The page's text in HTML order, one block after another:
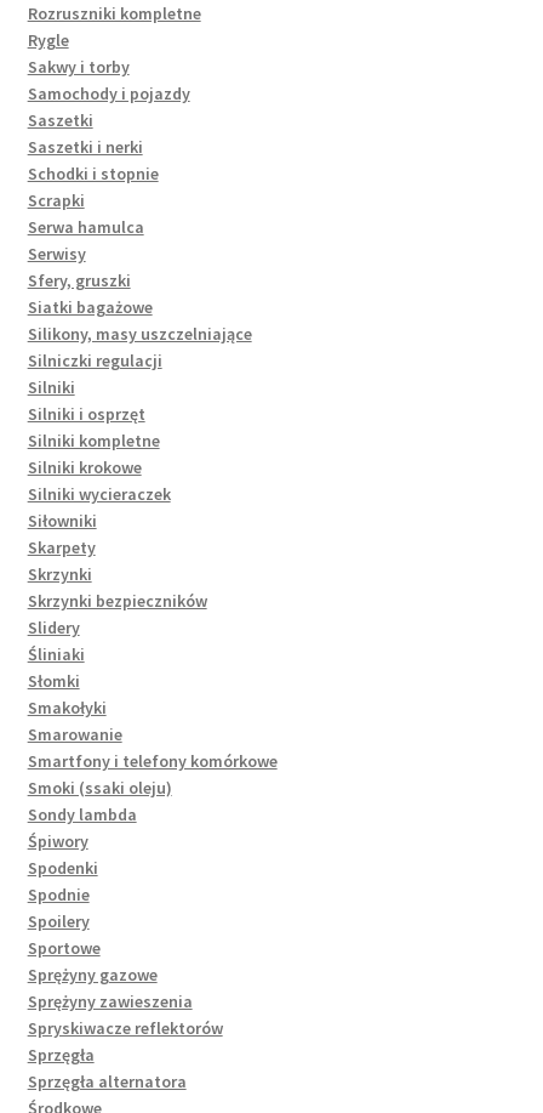
Rozruszniki kompletne
Rygle
Sakwy i torby
Samochody i pojazdy
Saszetki
Saszetki i nerki
Schodki i stopnie
Scrapki
Serwa hamulca
Serwisy
Sfery, gruszki
Siatki bagażowe
Silikony, masy uszczelniające
Silniczki regulacji
Silniki
Silniki i osprzęt
Silniki kompletne
Silniki krokowe
Silniki wycieraczek
Siłowniki
Skarpety
Skrzynki
Skrzynki bezpieczników
Slidery
Śliniaki
Słomki
Smakołyki
Smarowanie
Smartfony i telefony komórkowe
Smoki (ssaki oleju)
Sondy lambda
Śpiwory
Spodenki
Spodnie
Spoilery
Sportowe
Sprężyny gazowe
Sprężyny zawieszenia
Spryskiwacze reflektorów
Sprzęgła
Sprzęgła alternatora